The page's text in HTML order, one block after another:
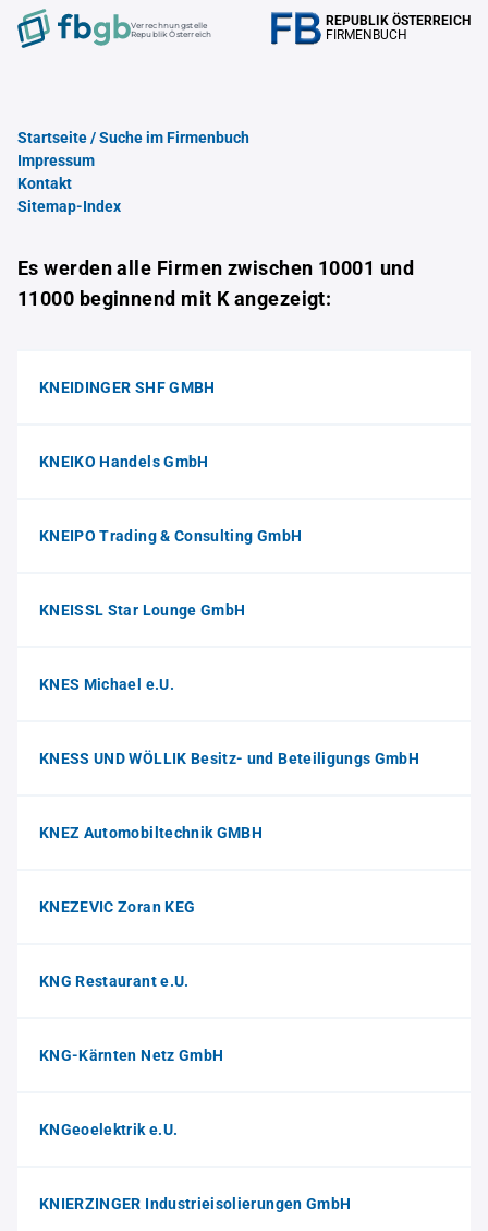
Verrechnungstelle
Republik Österreich
REPUBLIK ÖSTERREICH
FIRMENBUCH
Startseite / Suche im Firmenbuch
Impressum
Kontakt
Sitemap-Index
Es werden alle Firmen zwischen 10001 und
11000 beginnend mit K angezeigt:
KNEIDINGER SHF GMBH
KNEIKO Handels GmbH
KNEIPO Trading & Consulting GmbH
KNEISSL Star Lounge GmbH
KNES Michael e.U.
KNESS UND WÖLLIK Besitz- und Beteiligungs GmbH
KNEZ Automobiltechnik GMBH
KNEZEVIC Zoran KEG
KNG Restaurant e.U.
KNG-Kärnten Netz GmbH
KNGeoelektrik e.U.
KNIERZINGER Industrieisolierungen GmbH